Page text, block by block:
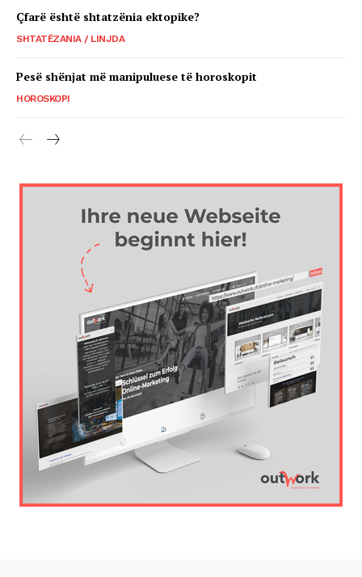
Çfarë është shtatzënia ektopike?
SHTATËZANIA / LINJDA
Pesë shënjat më manipuluese të horoskopit
HOROSKOPI